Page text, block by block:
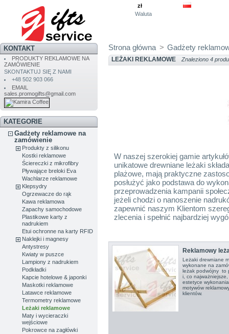
zł
Waluta
KONTAKT
PRODUKTY REKLAMOWE NA
ZAMÓWIENIE
SKONTAKTUJ SIĘ Z NAMI
+48 502 903 066
EMAIL
sales.promogifts@gmail.com
KATEGORIE
Gadżety reklamowe na
zamówienie
Produkty z silikonu
Kostki reklamowe
Ściereczki z mikrofibry
Pływające breloki Eva
Wachlarze reklamowe
Klepsydry
Ogrzewacze do rąk
Kawa reklamowa
Zapachy samochodowe
Plastikowe karty z
nadrukiem
Etui ochronne na karty RFID
Naklejki i magnesy
Antystresy
Kwiaty w puszce
Lampiony z nadrukiem
Podkładki
Kapcie hotelowe & japonki
Maskotki reklamowe
Latawce reklamowe
Termometry reklamowe
Leżaki reklamowe
Maty i wycieraczki
wejściowe
Pokrowce na zagłówki
Strona główna > Gadżety
LEŻAKI REKLAMOWE Znaleziono 4
W naszej szerokiej gamie
unikatowe drewniane leżaki
plażowe, mają praktyczne
posłużyć jako podstawa do
przeprowadzenia kampanii
jeżeli chodzi o nanoszenie
zapewnić naszym Klientom
zlecenia i spełnić najbardziej
Reklamowy
Leżaki drewniane
wykonane na
leżak podwójny to
i, co
estetyce
motywów
klientów.